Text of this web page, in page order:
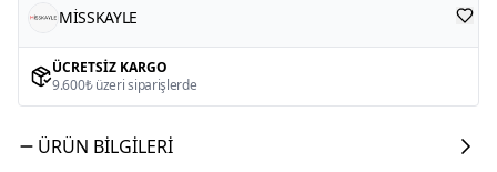
MİSSKAYLE
ÜCRETSIZ KARGO
9.600₺ üzeri siparişlerde
ÜRÜN BILGILERI